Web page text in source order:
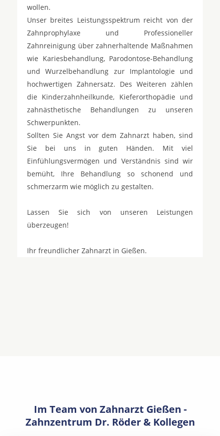
wollen.
Unser breites Leistungsspektrum reicht von der
Zahnprophylaxe und Professioneller
Zahnreinigung über zahnerhaltende Maßnahmen
wie Kariesbehandlung, Parodontose-Behandlung
und Wurzelbehandlung zur Implantologie und
hochwertigen Zahnersatz. Des Weiteren zählen
die Kinderzahnheilkunde, Kieferorthopädie und
zahnästhetische Behandlungen zu unseren
Schwerpunkten.
Sollten Sie Angst vor dem Zahnarzt haben, sind
Sie bei uns in guten Händen. Mit viel
Einfühlungsvermögen und Verständnis sind wir
bemüht, Ihre Behandlung so schonend und
schmerzarm wie möglich zu gestalten.
Lassen Sie sich von unseren Leistungen
überzeugen!
Ihr freundlicher Zahnarzt in Gießen.
Im Team von Zahnarzt Gießen -
Zahnzentrum Dr. Röder & Kollegen